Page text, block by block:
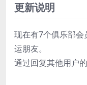
更新说明
现在有7个俱乐部
运朋友。
通过回复其他用户